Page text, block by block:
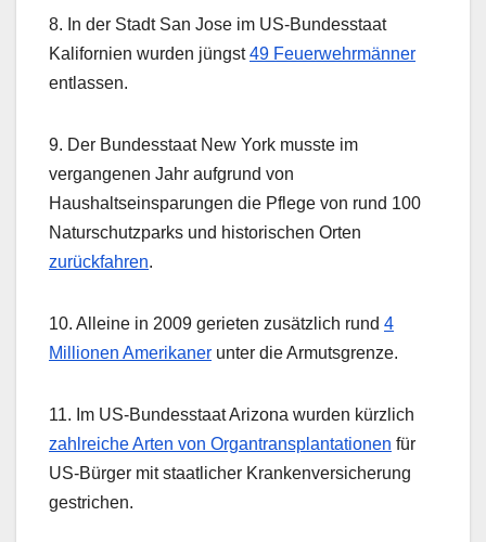
8. In der Stadt San Jose im US-Bundesstaat
Kalifornien wurden jüngst49 Feuerwehrmänner
entlassen.
9. Der Bundesstaat New York musste im
vergangenen Jahr aufgrund von
Haushaltseinsparungen die Pflege von rund 100
Naturschutzparks und historischen Orten
zurückfahren.
10. Alleine in 2009 gerieten zusätzlich rund 4
Millionen Amerikaner unter die Armutsgrenze.
11. Im US-Bundesstaat Arizona wurden kürzlich
zahlreiche Arten von Organtransplantationen für
US-Bürger mit staatlicher Krankenversicherung
gestrichen.